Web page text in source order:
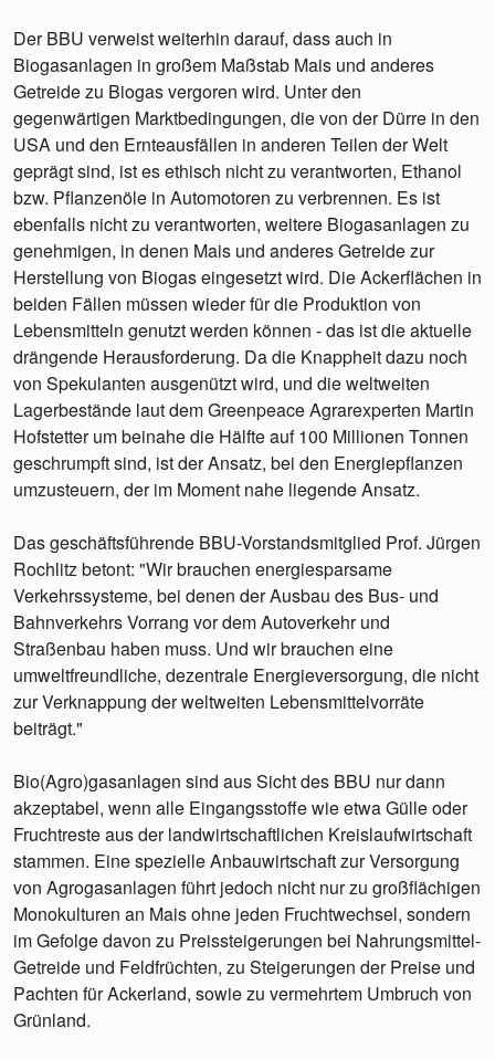
Der BBU verweist weiterhin darauf, dass auch in
Biogasanlagen in großem Maßstab Mais und anderes
Getreide zu Biogas vergoren wird. Unter den
gegenwärtigen Marktbedingungen, die von der Dürre in den
USA und den Ernteausfällen in anderen Teilen der Welt
geprägt sind, ist es ethisch nicht zu verantworten, Ethanol
bzw. Pflanzenöle in Automotoren zu verbrennen. Es ist
ebenfalls nicht zu verantworten, weitere Biogasanlagen zu
genehmigen, in denen Mais und anderes Getreide zur
Herstellung von Biogas eingesetzt wird. Die Ackerflächen in
beiden Fällen müssen wieder für die Produktion von
Lebensmitteln genutzt werden können - das ist die aktuelle
drängende Herausforderung. Da die Knappheit dazu noch
von Spekulanten ausgenützt wird, und die weltweiten
Lagerbestände laut dem Greenpeace Agrarexperten Martin
Hofstetter um beinahe die Hälfte auf 100 Millionen Tonnen
geschrumpft sind, ist der Ansatz, bei den Energiepflanzen
umzusteuern, der im Moment nahe liegende Ansatz.
Das geschäftsführende BBU-Vorstandsmitglied Prof. Jürgen
Rochlitz betont: "Wir brauchen energiesparsame
Verkehrssysteme, bei denen der Ausbau des Bus- und
Bahnverkehrs Vorrang vor dem Autoverkehr und
Straßenbau haben muss. Und wir brauchen eine
umweltfreundliche, dezentrale Energieversorgung, die nicht
zur Verknappung der weltweiten Lebensmittelvorräte
beiträgt."
Bio(Agro)gasanlagen sind aus Sicht des BBU nur dann
akzeptabel, wenn alle Eingangsstoffe wie etwa Gülle oder
Fruchtreste aus der landwirtschaftlichen Kreislaufwirtschaft
stammen. Eine spezielle Anbauwirtschaft zur Versorgung
von Agrogasanlagen führt jedoch nicht nur zu großflächigen
Monokulturen an Mais ohne jeden Fruchtwechsel, sondern
im Gefolge davon zu Preissteigerungen bei Nahrungsmittel-
Getreide und Feldfrüchten, zu Steigerungen der Preise und
Pachten für Ackerland, sowie zu vermehrtem Umbruch von
Grünland.